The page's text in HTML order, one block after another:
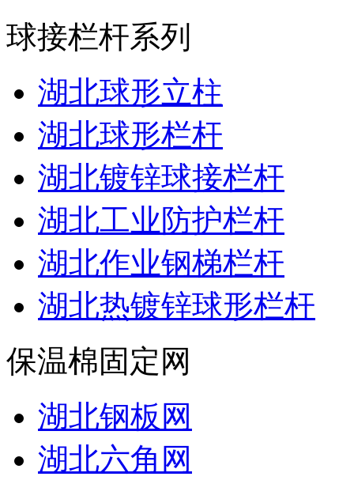
球接栏杆系列
湖北球形立柱
湖北球形栏杆
湖北镀锌球接栏杆
湖北工业防护栏杆
湖北作业钢梯栏杆
湖北热镀锌球形栏杆
保温棉固定网
湖北钢板网
湖北六角网